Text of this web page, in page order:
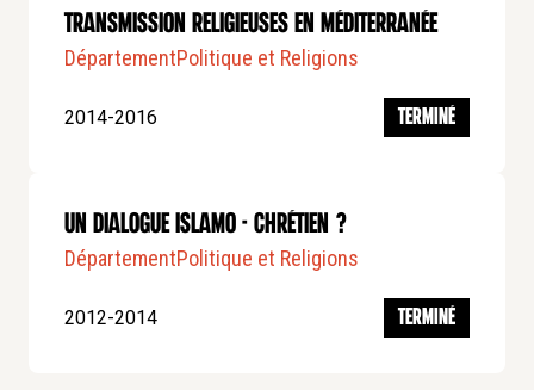
transmission religieuses en méditerranée
DépartementPolitique et Religions
2014-2016 TERMINÉ
Un dialogue Islamo - Chrétien ?
DépartementPolitique et Religions
2012-2014 TERMINÉ